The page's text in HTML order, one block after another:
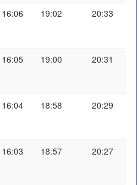
16:06 19:02 20:33
16:05 19:00 20:31
16:04 18:58 20:29
16:03 18:57 20:27